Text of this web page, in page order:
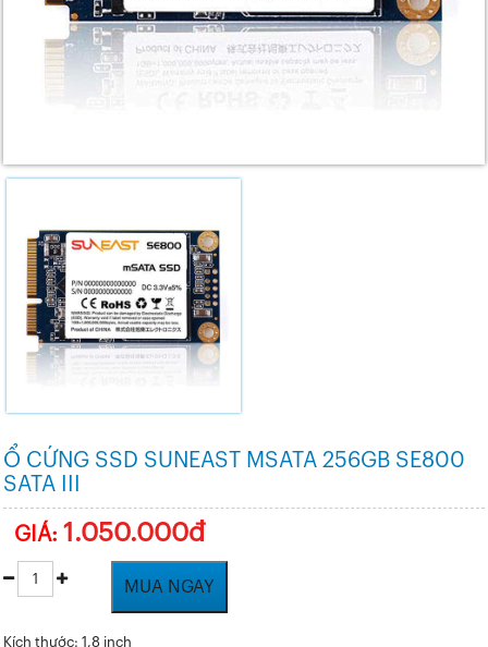
Ổ CỨNG SSD SUNEAST MSATA 256GB SE800
SATA III
GIÁ: 1.050.000đ
MUA NGAY
Kích thước: 1,8 inch